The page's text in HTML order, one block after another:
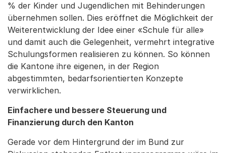
% der Kinder und Jugendlichen mit Behinderungen
übernehmen sollen. Dies eröffnet die Möglichkeit der
Weiterentwicklung der Idee einer «Schule für alle»
und damit auch die Gelegenheit, vermehrt integrative
Schulungsformen realisieren zu können. So können
die Kantone ihre eigenen, in der Region
abgestimmten, bedarfsorientierten Konzepte
verwirklichen.
Einfachere und bessere Steuerung und
Finanzierung durch den Kanton
Gerade vor dem Hintergrund der im Bund zur